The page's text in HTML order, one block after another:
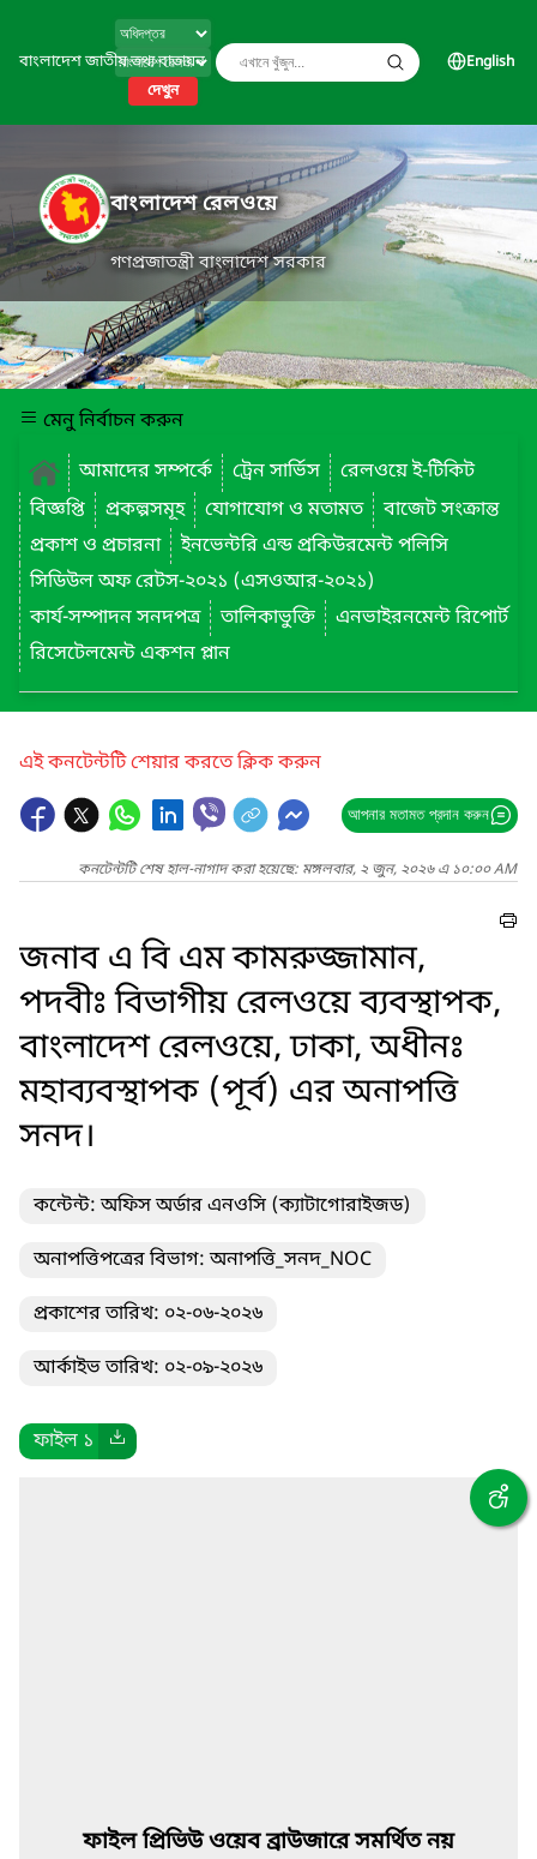
বাংলাদেশ জাতীয় তথ্য বাতায়ন
দেখুন
English
বাংলাদেশ রেলওয়ে
গণপ্রজাতন্ত্রী বাংলাদেশ সরকার
মেনু নির্বাচন করুন
আমাদের সম্পর্কে
ট্রেন সার্ভিস
রেলওয়ে ই-টিকিট
বিজ্ঞপ্তি
প্রকল্পসমূহ যোগাযোগ ও মতামত
বাজেট সংক্রান্ত
প্রকাশ ও প্রচারনা
ইনভেন্টরি এন্ড প্রকিউরমেন্ট পলিসি
সিডিউল অফ রেটস-২০২১ (এসওআর-২০২১)
কার্য-সম্পাদন সনদপত্র
তালিকাভুক্তি
এনভাইরনমেন্ট রিপোর্ট
রিসেটেলমেন্ট একশন প্লান
এই কনটেন্টটি শেয়ার করতে ক্লিক করুন
আপনার মতামত প্রদান করুন
কনটেন্টটি শেষ হাল-নাগাদ করা হয়েছে: মঙ্গলবার, ২ জুন, ২০২৬ এ ১০:০০ AM
জনাব এ বি এম কামরুজ্জামান,
পদবীঃ বিভাগীয় রেলওয়ে ব্যবস্থাপক,
বাংলাদেশ রেলওয়ে, ঢাকা, অধীনঃ
মহাব্যবস্থাপক (পূর্ব) এর অনাপত্তি
সনদ।
কন্টেন্ট: অফিস অর্ডার এনওসি (ক্যাটাগোরাইজড)
অনাপত্তিপত্রের বিভাগ: অনাপত্তি_সনদ_NOC
প্রকাশের তারিখ: ০২-০৬-২০২৬
আর্কাইভ তারিখ: ০২-০৯-২০২৬
ফাইল ১
ফাইল প্রিভিউ ওয়েব ব্রাউজারে সমর্থিত নয়